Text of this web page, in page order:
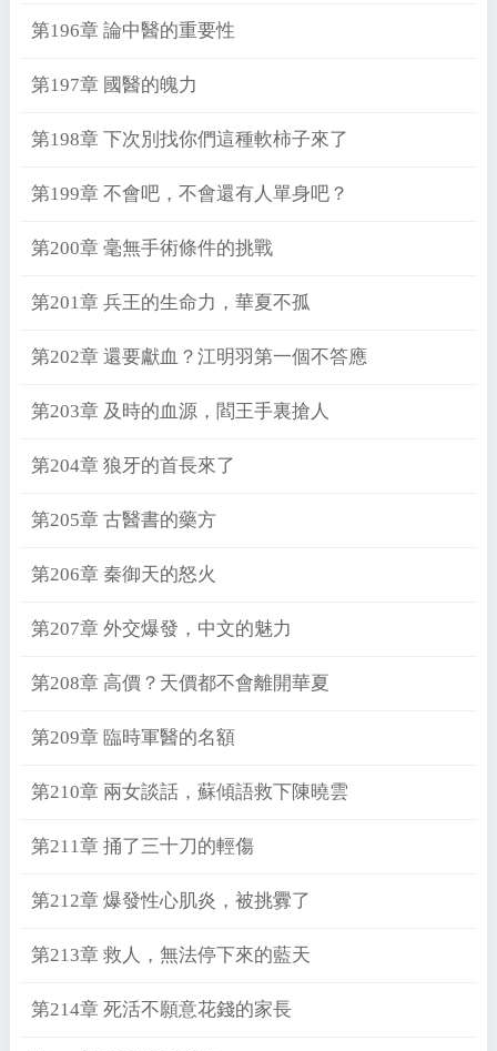
第196章 論中醫的重要性
第197章 國醫的魄力
第198章 下次別找你們這種軟柿子來了
第199章 不會吧，不會還有人單身吧？
第200章 毫無手術條件的挑戰
第201章 兵王的生命力，華夏不孤
第202章 還要獻血？江明羽第一個不答應
第203章 及時的血源，閻王手裏搶人
第204章 狼牙的首長來了
第205章 古醫書的藥方
第206章 秦御天的怒火
第207章 外交爆發，中文的魅力
第208章 高價？天價都不會離開華夏
第209章 臨時軍醫的名額
第210章 兩女談話，蘇傾語救下陳曉雲
第211章 捅了三十刀的輕傷
第212章 爆發性心肌炎，被挑釁了
第213章 救人，無法停下來的藍天
第214章 死活不願意花錢的家長